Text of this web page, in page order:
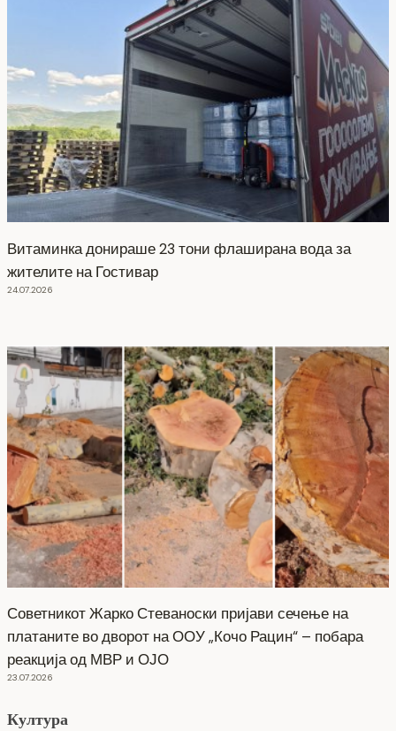
Витаминка донираше 23 тони флаширана вода за
жителите на Гостивар
24.07.2026
Советникот Жарко Стеваноски пријави сечење на
платаните во дворот на ООУ „Кочо Рацин“ – побара
реакција од МВР и ОЈО
23.07.2026
Култура